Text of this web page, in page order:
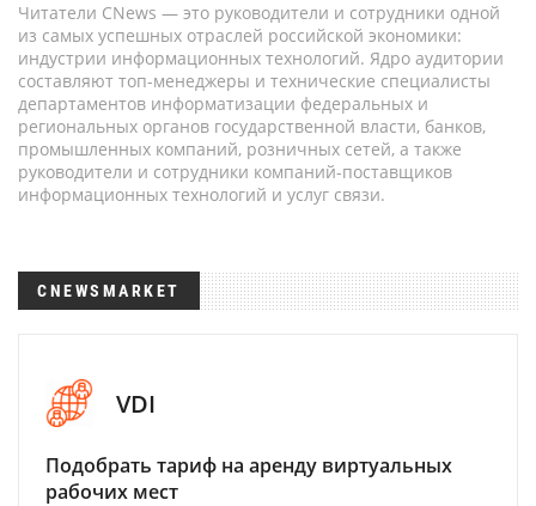
Читатели CNews — это руководители и сотрудники одной
из самых успешных отраслей российской экономики:
индустрии информационных технологий. Ядро аудитории
составляют топ-менеджеры и технические специалисты
департаментов информатизации федеральных и
региональных органов государственной власти, банков,
промышленных компаний, розничных сетей, а также
руководители и сотрудники компаний-поставщиков
информационных технологий и услуг связи.
CNEWSMARKET
VDI
Подобрать тариф на аренду виртуальных
рабочих мест